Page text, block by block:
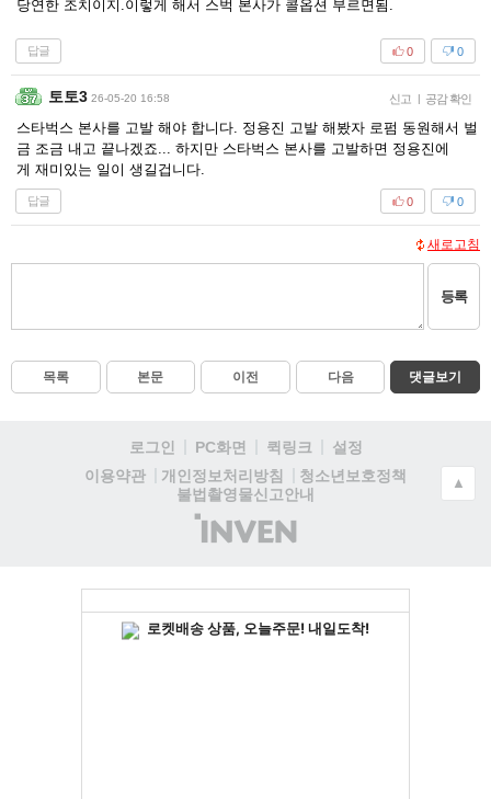
당연한 조치이지.이렇게 해서 스벅 본사가 콜옵션 부르면됨.
답글 0
0
토토3 26-05-20 16:58 신고 | 공감 확인
스타벅스 본사를 고발 해야 합니다. 정용진 고발 해봤자 로펌 동원해서 벌
금 조금 내고 끝나겠죠... 하지만 스타벅스 본사를 고발하면 정용진에
게 재미있는 일이 생길겁니다.
답글 0
0
새로고침
등록
목록 본문 이전 다음 댓글보기
로그인 PC화면 퀵링크
설정
이용약관
개인정보처리방침
청소년보호정책
불법촬영물신고안내
(주)
인
▲